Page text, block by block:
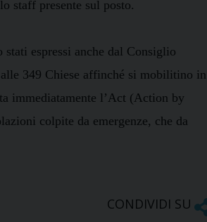
staff presente sul posto.
espressi anche dal Consiglio
349 Chiese affinché si mobilitino in
immediatamente l’Act (Action by
colpite da emergenze, che da
CONDIVIDI SU